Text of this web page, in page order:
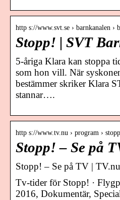
http s://www.svt.se › barnkanalen ›
Stopp! | SVT
5-åriga Klara kan stoppa
som hon vill. När
bestämmer skriker Klara
stannar….
http s://www.tv.nu › program › stopp
Stopp! – Se på
Stopp! – Se på TV | TV.nu
Tv-tider för Stopp! ·
2016, Dokumentär,